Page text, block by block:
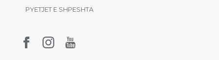
PYETJET E SHPESHTA